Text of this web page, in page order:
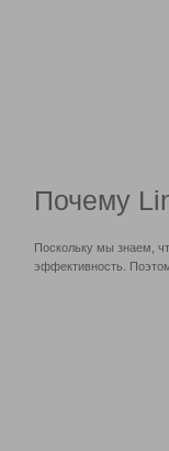
Почему
Поскольку мы знаем,
эффективность.